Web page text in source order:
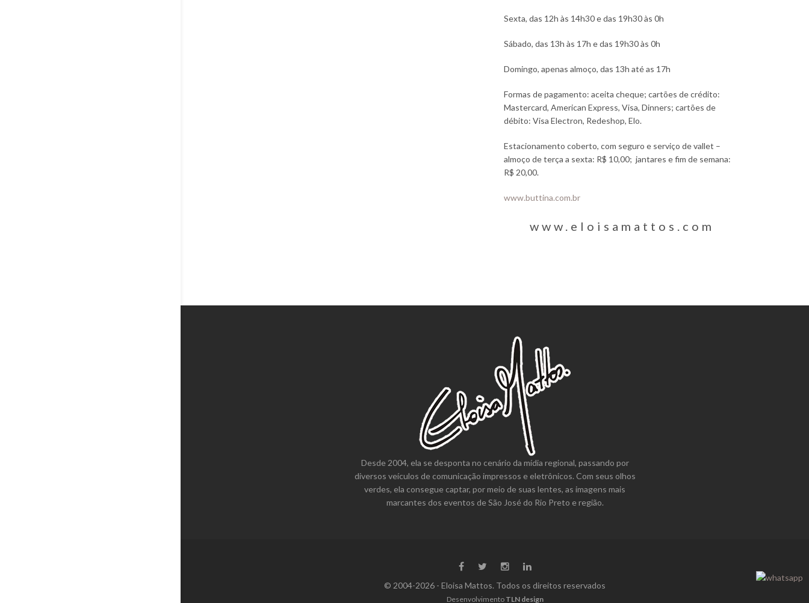
Sexta, das 12h às 14h30 e das 19h30 às 0h
Sábado, das 13h às 17h e das 19h30 às 0h
Domingo, apenas almoço, das 13h até as 17h
Formas de pagamento: aceita cheque; cartões de crédito:
Mastercard, American Express, Visa, Dinners; cartões de
débito: Visa Electron, Redeshop, Elo.
Estacionamento coberto, com seguro e serviço de vallet –
almoço de terça a sexta: R$ 10,00; jantares e fim de semana:
R$ 20,00.
www.buttina.com.br
www.eloisamattos.com
Desde 2004, ela se desponta no cenário da mídia regional, passando por
diversos veículos de comunicação impressos e eletrônicos. Com seus olhos
verdes, ela consegue captar, por meio de suas lentes, as imagens mais
marcantes dos eventos de São José do Rio Preto e região.
© 2004-2026 - Eloisa Mattos. Todos os direitos reservados
Desenvolvimento TLN design